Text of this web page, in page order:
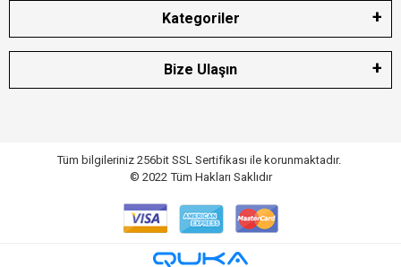
Kategoriler
Bize Ulaşın
Tüm bilgileriniz 256bit SSL Sertifikası ile korunmaktadır.
© 2022 Tüm Hakları Saklıdır